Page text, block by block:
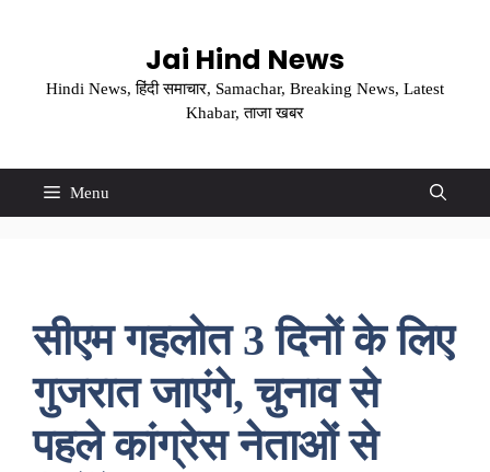
Jai Hind News
Hindi News, हिंदी समाचार, Samachar, Breaking News, Latest
Khabar, ताजा खबर
Menu
सीएम गहलोत 3 दिनों के लिए
गुजरात जाएंगे, चुनाव से
पहले कांग्रेस नेताओं से